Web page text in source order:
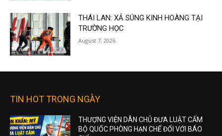
THÁI LAN: XẢ SÚNG KINH HOÀNG TẠI
TRƯỜNG HỌC
August 7, 2026
TIN HOT TRONG NGÀY
THƯỢNG VIỆN DÂN CHỦ ĐƯA LUẬT CẤM
BỘ QUỐC PHÒNG HẠN CHẾ ĐỐI VỚI BÁO